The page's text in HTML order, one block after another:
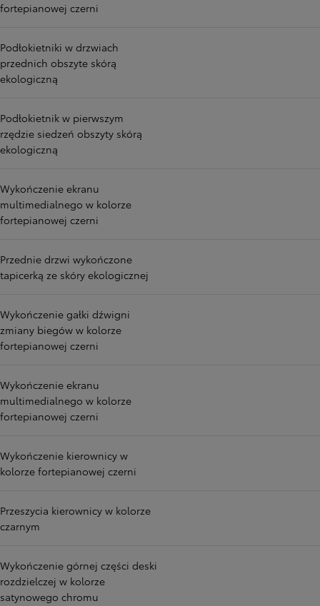
fortepianowej czerni
Podłokietniki w drzwiach
przednich obszyte skórą
ekologiczną
Podłokietnik w pierwszym
rzędzie siedzeń obszyty skórą
ekologiczną
Wykończenie ekranu
multimedialnego w kolorze
fortepianowej czerni
Przednie drzwi wykończone
tapicerką ze skóry ekologicznej
Wykończenie gałki dźwigni
zmiany biegów w kolorze
fortepianowej czerni
Wykończenie ekranu
multimedialnego w kolorze
fortepianowej czerni
Wykończenie kierownicy w
kolorze fortepianowej czerni
Przeszycia kierownicy w kolorze
czarnym
Wykończenie górnej części deski
rozdzielczej w kolorze
satynowego chromu